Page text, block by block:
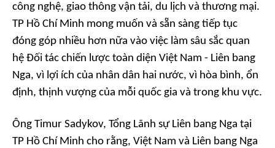
công nghệ, giao thông vận tải, du lịch và thương mại.
TP Hồ Chí Minh mong muốn và sẵn sàng tiếp tục
đóng góp nhiều hơn nữa vào việc làm sâu sắc quan
hệ Đối tác chiến lược toàn diện Việt Nam - Liên bang
Nga, vì lợi ích của nhân dân hai nước, vì hòa bình, ổn
định, thịnh vượng của mỗi quốc gia và trong khu vực.
Ông Timur Sadykov, Tổng Lãnh sự Liên bang Nga tại
TP Hồ Chí Minh cho rằng, Việt Nam và Liên bang Nga